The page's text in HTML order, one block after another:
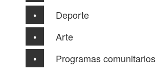
Deporte
Arte
Programas comunitarios